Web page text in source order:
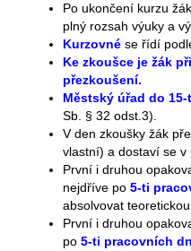
Po ukončení kurzu
plný rozsah výuky a
Kurzovné se řídí
Ke zkoušce je žák
přezkoušení.
Městský úřad do
Sb. § 32 odst.3).
V den zkoušky žák
vlastní) a dostaví se v
První i druhou
nejdříve po 5-ti
absolvovat
První i druhou
po 5-ti pracovních